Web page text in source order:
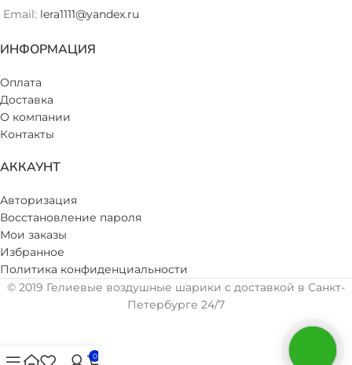
Email: lera1111@yandex.ru
ИНФОРМАЦИЯ
Оплата
Доставка
О компании
Контакты
АККАУНТ
Авторизация
Восстановление пароля
Мои заказы
Избранное
Политика конфиденциальности
© 2019 Гелиевые воздушные шарики с доставкой в Санкт-
Петербурге 24/7
0